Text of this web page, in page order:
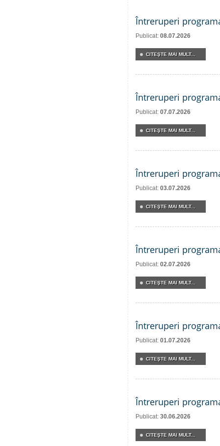
Întreruperi
Publicat: 08.07.2026
CITEŞTE MAI MULT...
Întreruperi
Publicat: 07.07.2026
CITEŞTE MAI MULT...
Întreruperi
Publicat: 03.07.2026
CITEŞTE MAI MULT...
Întreruperi
Publicat: 02.07.2026
CITEŞTE MAI MULT...
Întreruperi
Publicat: 01.07.2026
CITEŞTE MAI MULT...
Întreruperi
Publicat: 30.06.2026
CITEŞTE MAI MULT...